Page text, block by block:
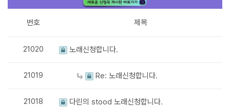
번호 제목
21020 노래신청합니다.
21019 Re: 노래신청합니다.
21018 다린의 stood 노래신청합니다.